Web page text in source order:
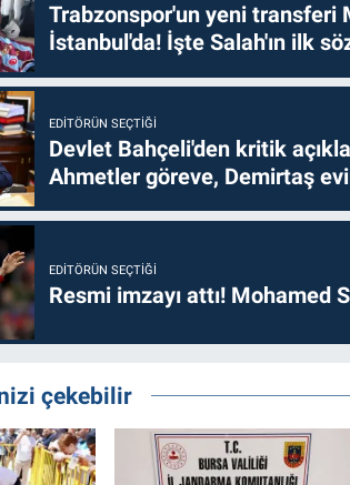
Trabzonspor'un yeni transferi
İstanbul'da! İşte Salah'ın ilk
EDITÖRÜN SEÇTIĞI
Devlet Bahçeli'den kritik
Ahmetler göreve, Demirtaş
EDITÖRÜN SEÇTIĞI
Resmi imzayı attı! Mohamed
çekebilir